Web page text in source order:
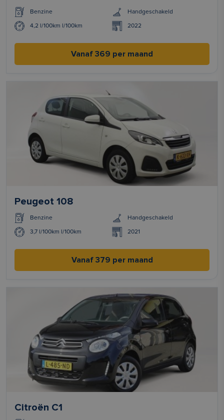
Benzine Handgeschakeld
4,2 l/100km l/100km 2022
Vanaf 369 per maand
Peugeot 108
Benzine Handgeschakeld
3,7 l/100km l/100km 2021
Vanaf 379 per maand
Citroën C1